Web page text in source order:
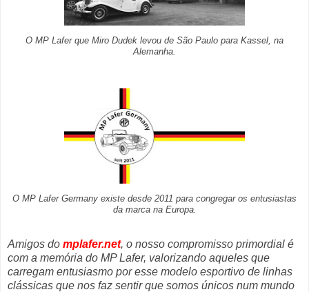
O MP Lafer que Miro Dudek levou de São Paulo para Kassel, na
Alemanha.
O MP Lafer Germany existe desde 2011 para congregar os entusiastas
da marca na Europa.
Amigos do mplafer.net, o nosso compromisso primordial é
com a memória do MP Lafer, valorizando aqueles que
carregam entusiasmo por esse modelo esportivo de linhas
clássicas que nos faz sentir que somos únicos num mundo